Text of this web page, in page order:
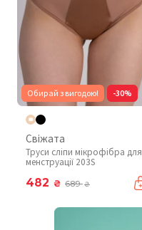
Обирай з вигодою! -30%
Свіжата
Труси сліпи мікрофібра для
менструації 203S
482 ₴ 689₴